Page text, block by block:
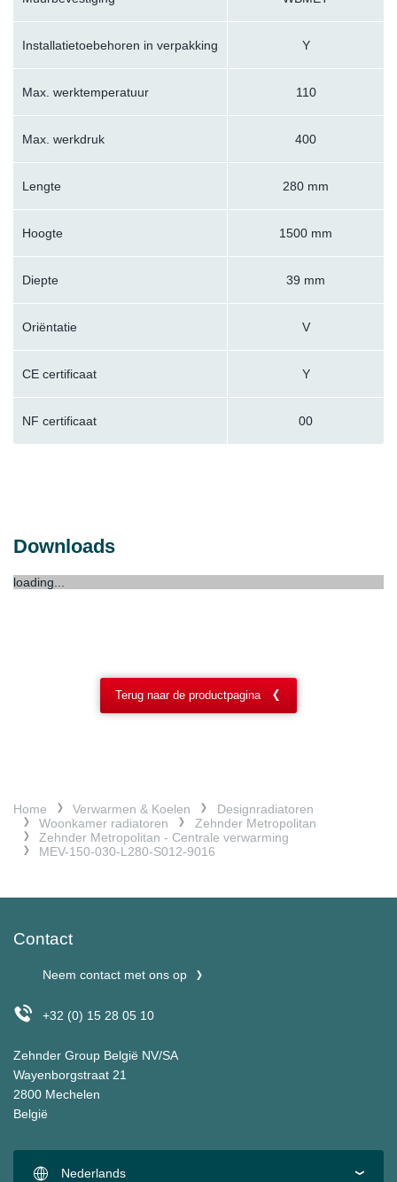
Installatietoebehoren in verpakking Y
Max. werktemperatuur 110
Max. werkdruk 400
Lengte 280 mm
Hoogte 1500 mm
Diepte 39 mm
Oriëntatie V
CE certificaat Y
NF certificaat 00
Downloads
loading...
Terug naar de productpagina
Home Verwarmen & Koelen
Designradiatoren
Woonkamer radiatoren
Zehnder Metropolitan
Zehnder Metropolitan - Centrale verwarming
MEV-150-030-L280-S012-9016
Contact
Neem contact met ons op
+32 (0) 15 28 05 10
Zehnder Group België NV/SA
Wayenborgstraat 21
2800 Mechelen
België
Nederlands